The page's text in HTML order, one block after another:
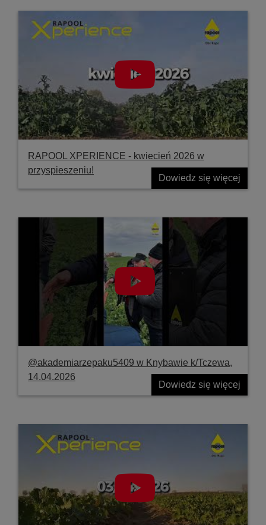
RAPOOL XPERIENCE - kwiecień 2026 w
przyspieszeniu!
Dowiedz się więcej
@akademiarzepaku5409 w Knybawie k/Tczewa,
14.04.2026
Dowiedz się więcej